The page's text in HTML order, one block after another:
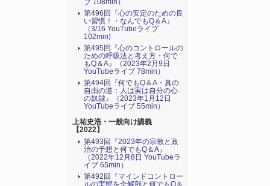
ブ 108min）
第496回『心の安定のための良
い習慣！・なんでもQ＆A』
（3/16 YouTubeライブ
102min)
第495回『心のコントロールの
ための呼吸法と考え方・何で
もQ＆A』（2023年2月9日
YouTubeライブ 78min）
第494回『何でもQ＆A・真の
自由の道：人は実は自分の心
の奴隷』（2023年1月12日
YouTubeライブ 55min）
上祐史浩・一般向け講義
【2022】
第493回『2023年の宗教と政
治の予想と何でもQ＆A』
（2022年12月8日 YouTubeラ
イブ 65min）
第492回『マインドコントロー